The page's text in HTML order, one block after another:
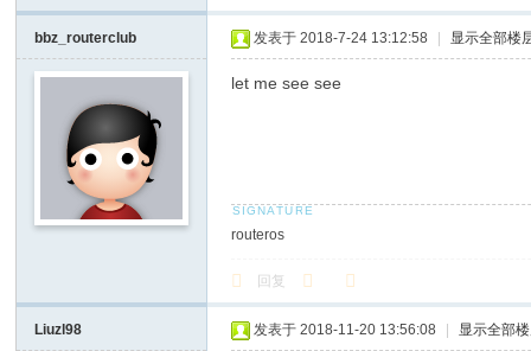
bbz_routerclub 发表于 2018-7-24 13:12:58 显示全部楼
let me see see
routeros
回复
Liuzl98 发表于 2018-11-20 13:56:08 显示全部